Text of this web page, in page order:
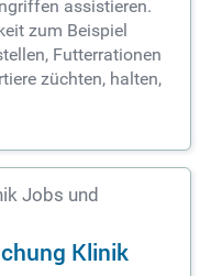
assistieren.
zum Beispiel
Futterrationen
züchten, halten,
Jobs und
Klinik